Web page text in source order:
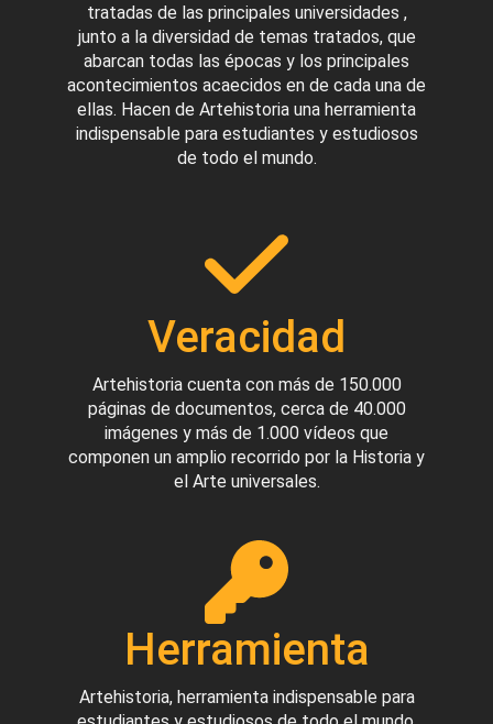
tratadas de las principales universidades ,
junto a la diversidad de temas tratados, que
abarcan todas las épocas y los principales
acontecimientos acaecidos en de cada una de
ellas. Hacen de Artehistoria una herramienta
indispensable para estudiantes y estudiosos
de todo el mundo.
Veracidad
Artehistoria cuenta con más de 150.000
páginas de documentos, cerca de 40.000
imágenes y más de 1.000 vídeos que
componen un amplio recorrido por la Historia y
el Arte universales.
Herramienta
Artehistoria, herramienta indispensable para